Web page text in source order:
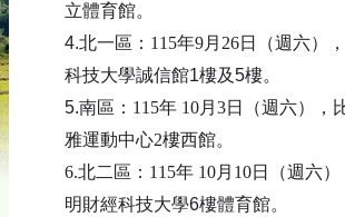
立體育館。
4.北一區： 115年9月 26日 （週六）
科技大學誠信館1樓及5樓。
5.南區： 115年 10月 3日（週六） ，
雅運動中心2樓西館。
6.北二區： 115年 10月 10日（週六）
明財經科技大學6樓體育館。